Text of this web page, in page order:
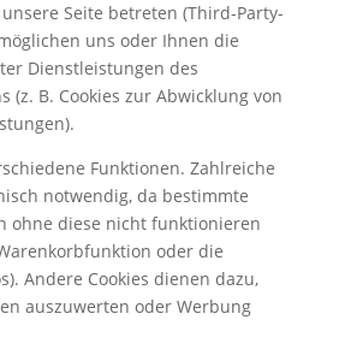
Seite betreten (Third-Party-
uns oder Ihnen die
Dienstleistungen des
(z. B. Cookies zur Abwicklung von
Funktionen. Zahlreiche
notwendig, da bestimmte
ohne diese nicht funktionieren
oder die
Andere Cookies dienen dazu,
auszuwerten oder Werbung